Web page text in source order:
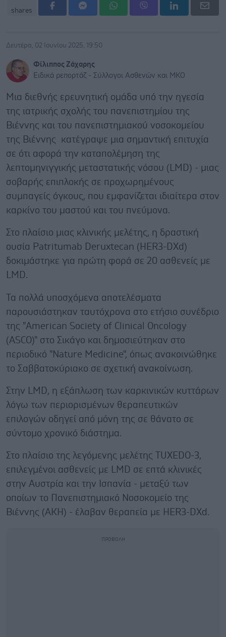
shares
Δευτέρα, 02 Ιουνίου 2025, 19:50
Φίλιππος Ζάχαρης
Ειδικά ρεπορτάζ - Σύλλογοι Ασθενών και ΜΚΟ
Μια διεθνής ερευνητική ομάδα υπό την ηγεσία
της ιατρικής σχολής του πανεπιστημίου της
Βιέννης και του πανεπιστημιακού νοσοκομείου
της Βιέννης κατέγραψε μια σημαντική επιτυχία
σε ότι αφορά την καταπολέμηση της
λεπτομηνιγγικής μεταστατικής νόσου (LMD) - μιας
σοβαρής επιπλοκής σε προχωρημένους
συμπαγείς όγκους, που εμφανίζεται ιδιαίτερα στον
καρκίνο του μαστού και του πνεύμονα.
Στο πλαίσιο μιας κλινικής μελέτης, η δραστική
ουσία Patritumab Deruxtecan (HER3-DXd)
δοκιμάστηκε για πρώτη φορά σε 20 ασθενείς με
LMD.
Τα πολλά υποσχόμενα αποτελέσματα
παρουσιάστηκαν ταυτόχρονα στο ετήσιο συνέδριο
της "American Society of Clinical Oncology
(ASCO)" στο Σικάγο και δημοσιεύτηκαν στο
περιοδικό "Nature Medicine", όπως ανακοινώθηκε
το Σαββατοκύριακο σε σχετική ανακοίνωση.
Στην LMD, η εξάπλωση των καρκινικών κυττάρων
λόγω των περιορισμένων θεραπευτικών
επιλογών οδηγεί από μόνη της σε θάνατο σε
σύντομο χρονικό διάστημα.
Στο πλαίσιο της λεγόμενης μελέτης TUXEDO-3,
επιλεγμένοι ασθενείς με LMD σε επτά κλινικές
στην Αυστρία και την Ισπανία - μεταξύ των
οποίων το Πανεπιστημιακό Νοσοκομείο της
Βιέννης (ΑΚΗ) - έλαβαν θεραπεία με HER3-DXd.